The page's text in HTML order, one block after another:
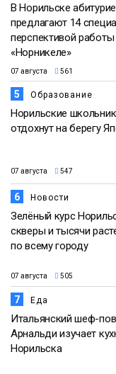
В Норильске
предлагают 14
перспективой работы
«Норникеле»
07 августа 561
5 Образование
Норильские
отдохнут на берегу
07 августа 547
6 Новости
Зелёный курс
скверы и тысячи
по всему городу
07 августа 505
7 Еда
Итальянский шеф-
Арнальди изучает
Норильска